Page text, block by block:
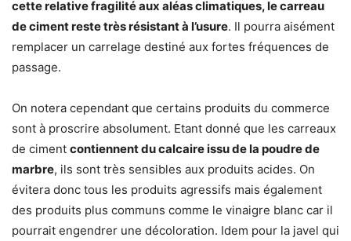
cette relative fragilité aux aléas climatiques, le carreau
de ciment reste très résistant à l’usure. Il pourra aisément
remplacer un carrelage destiné aux fortes fréquences de
passage.
On notera cependant que certains produits du commerce
sont à proscrire absolument. Etant donné que les carreaux
de ciment contiennent du calcaire issu de la poudre de
marbre, ils sont très sensibles aux produits acides. On
évitera donc tous les produits agressifs mais également
des produits plus communs comme le vinaigre blanc car il
pourrait engendrer une décoloration. Idem pour la javel qui